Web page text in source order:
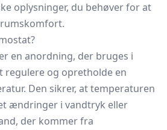
oplysninger, du behøver for at
er en anordning, der bruges i
regulere og opretholde en
Den sikrer, at temperaturen
ændringer i vandtryk eller
der kommer fra